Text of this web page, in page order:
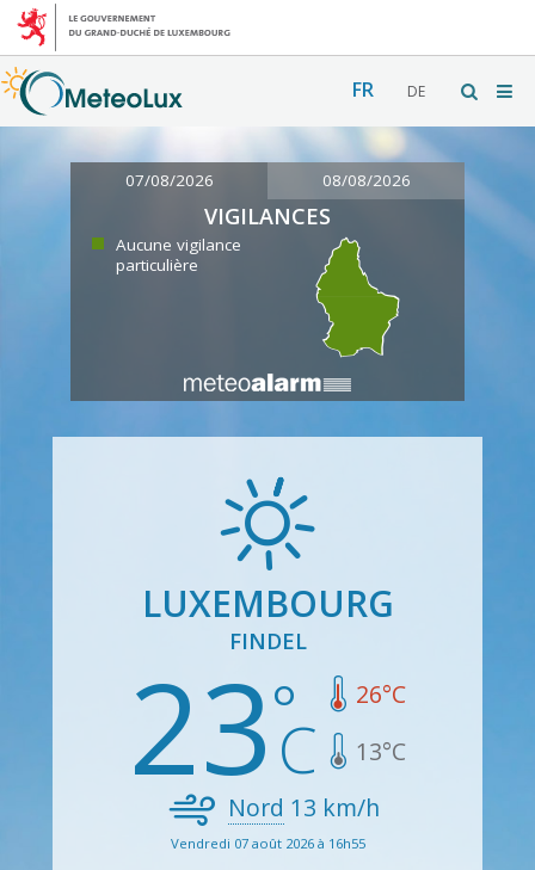
FR DE
07/08/2026 08/08/2026
VIGILANCES
Aucune vigilance
particulière
LUXEMBOURG
FINDEL
23 26°C
13°C
Nord 13 km/h
Vendredi 07 août 2026 à 16h55